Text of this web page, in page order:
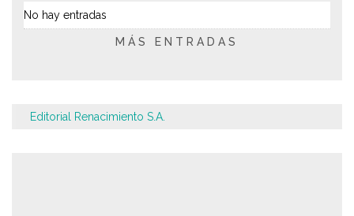
No hay entradas
MÁS ENTRADAS
Editorial Renacimiento S.A.